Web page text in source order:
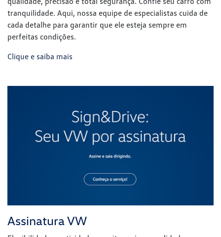
Assinatura VW
Flexibilidade, praticidade e muito mais comodidade no seu
dia a dia. Descubra o carro por assinatura Volkswagen, a
compra de um veículo. Uma maneira inteligente de dirigir
sempre um modelo novo, com menos burocracia. Assine
Clique e saiba mais